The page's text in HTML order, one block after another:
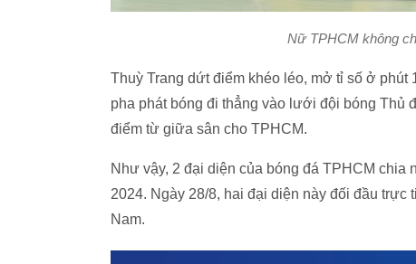
Nữ TPHCM không
Thuỳ Trang dứt điểm khéo léo, mở tỉ số ở phút
pha phát bóng đi thẳng vào lưới đội bóng Thủ
điểm từ giữa sân cho TPHCM.
Như vậy, 2 đại diện của bóng đá TPHCM
2024. Ngày 28/8, hai đại diện này đối đầu
Nam.